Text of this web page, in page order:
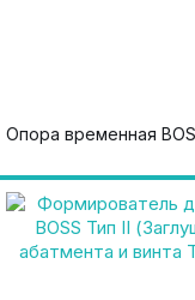
Опора временная